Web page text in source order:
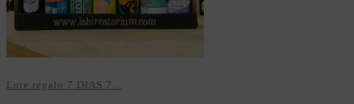
Lote regalo 7 DIAS 7...